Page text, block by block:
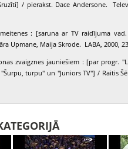
/ pierakst. Dace Andersone.
: [saruna ar TV raidījuma
Upmane, Maija Skrode. LABA, 2000,
zvaigznes jauniešiem : [par progr.
turpu" un "Juniors TV"] / Raitis